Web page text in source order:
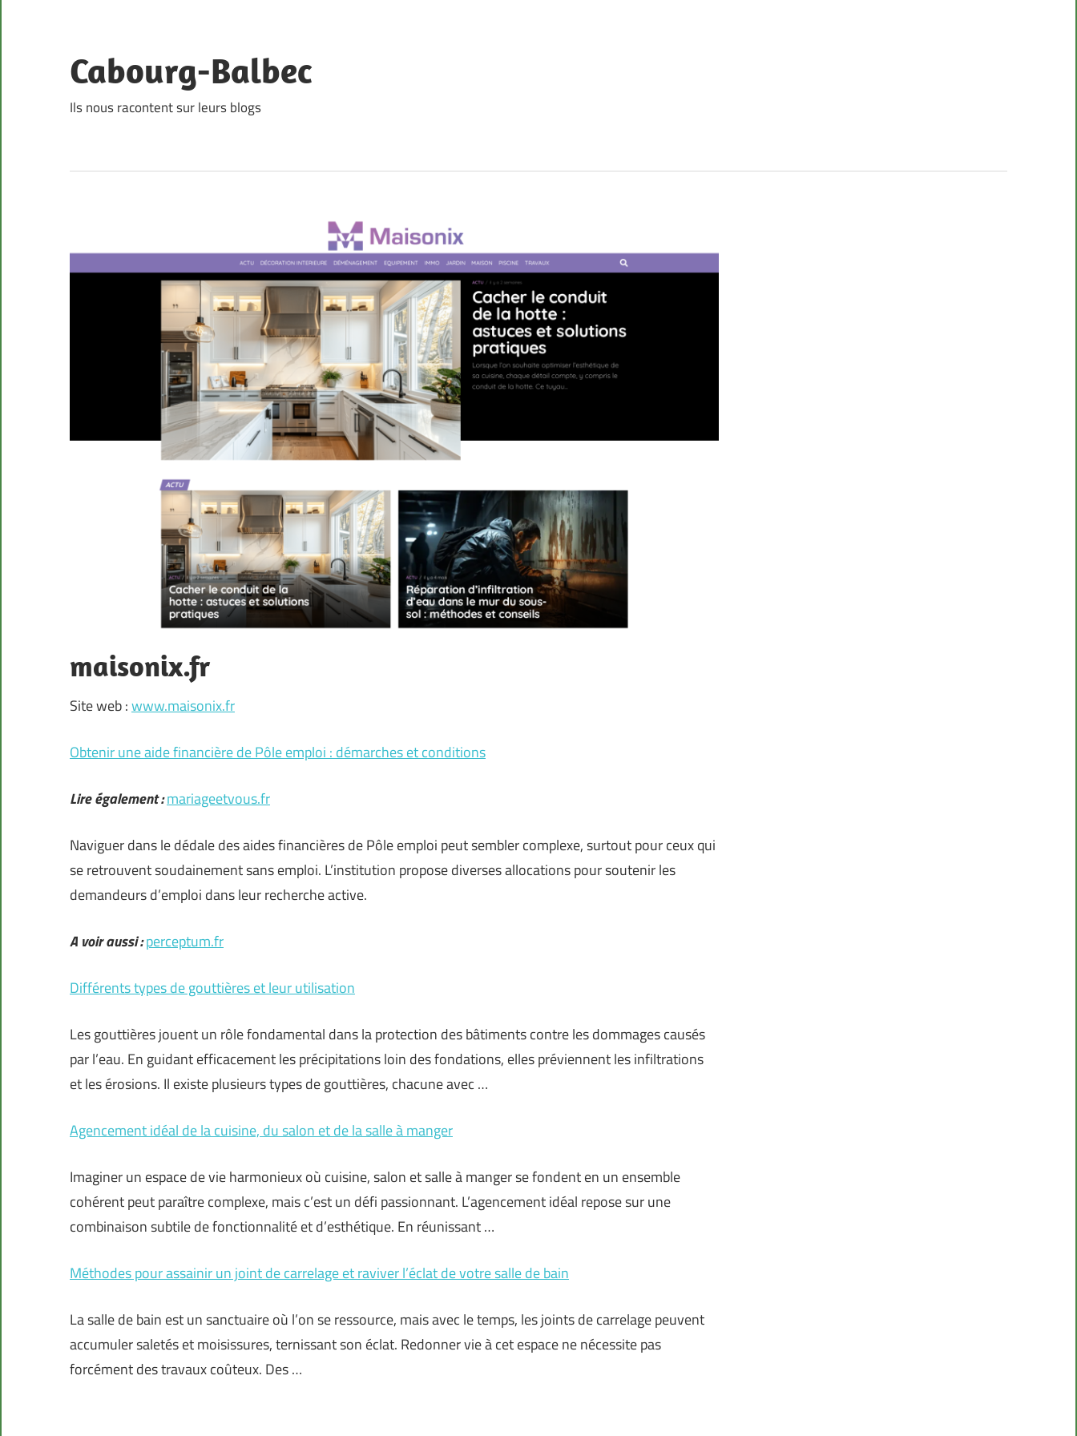
content
Cabourg-Balbec
Ils nous racontent sur leurs blogs
maisonix.fr
Site web :www.maisonix.fr
Obtenir une aide financière de Pôle emploi : démarches et conditions
Lire également :mariageetvous.fr
Naviguer dans le dédale des aides financières de Pôle emploi peut sembler complexe, surtout pour ceux qui
se retrouvent soudainement sans emploi. L’institution propose diverses allocations pour soutenir les
demandeurs d’emploi dans leur recherche active.
A voir aussi :perceptum.fr
Différents types de gouttières et leur utilisation
Les gouttières jouent un rôle fondamental dans la protection des bâtiments contre les dommages causés
par l’eau. En guidant efficacement les précipitations loin des fondations, elles préviennent les infiltrations
et les érosions. Il existe plusieurs types de gouttières, chacune avec …
Agencement idéal de la cuisine, du salon et de la salle à manger
Imaginer un espace de vie harmonieux où cuisine, salon et salle à manger se fondent en un ensemble
cohérent peut paraître complexe, mais c’est un défi passionnant. L’agencement idéal repose sur une
combinaison subtile de fonctionnalité et d’esthétique. En réunissant …
Méthodes pour assainir un joint de carrelage et raviver l’éclat de votre salle de bain
La salle de bain est un sanctuaire où l’on se ressource, mais avec le temps, les joints de carrelage peuvent
accumuler saletés et moisissures, ternissant son éclat. Redonner vie à cet espace ne nécessite pas
forcément des travaux coûteux. Des …